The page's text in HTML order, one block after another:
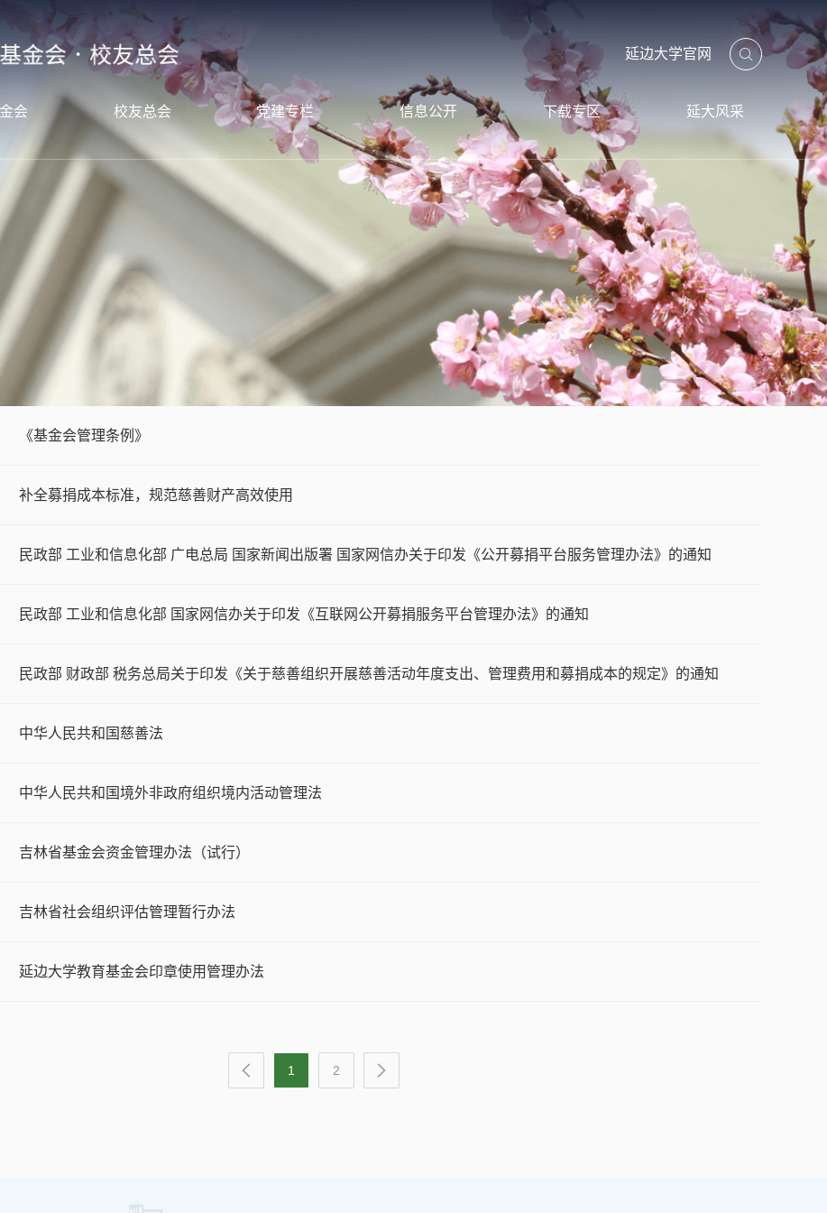
延边大学官网
会
绍
南
谢
校友总会
新闻动态
校友组织
校友服务
校友之窗
党建专栏
党支部简介
信息公开
年度工作报告
年度审计报告
下载专区
项目专区
财务专区
延大风采
延大标识
校园风光
延大视频
《基金会管理条例》
补全募捐成本标准，规范慈善财产高效使用
民政部 工业和信息化部 广电总局 国家新闻出版署 国家网信办关于印发《公开募捐平台服务管理办法》的通知
民政部 工业和信息化部 国家网信办关于印发《互联网公开募捐服务平台管理办法》的通知
民政部 财政部 税务总局关于印发《关于慈善组织开展慈善活动年度支出、管理费用和募捐成本的规定》的通知
中华人民共和国慈善法
中华人民共和国境外非政府组织境内活动管理法
吉林省基金会资金管理办法（试行）
吉林省社会组织评估管理暂行办法
延边大学教育基金会印章使用管理办法
1 2